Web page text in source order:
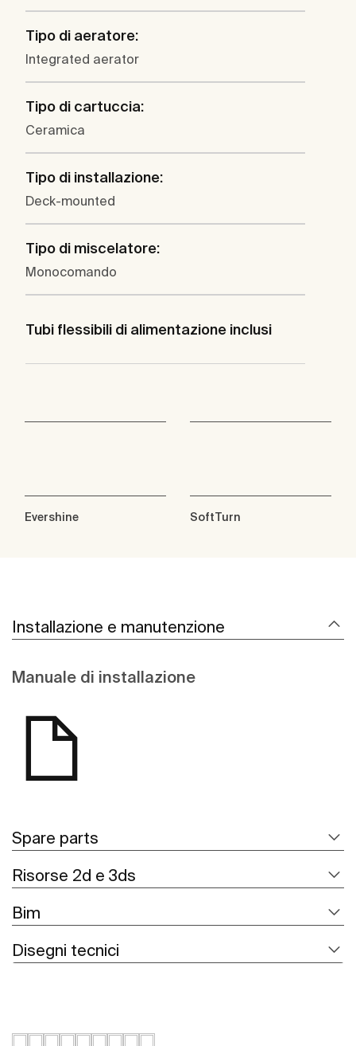
Tipo di aeratore:
Integrated aerator
Tipo di cartuccia:
Ceramica
Tipo di installazione:
Deck-mounted
Tipo di miscelatore:
Monocomando
Tubi flessibili di alimentazione inclusi
Evershine SoftTurn
Installazione e manutenzione
Manuale di installazione
Spare parts
Risorse 2d e 3ds
Bim
Disegni tecnici